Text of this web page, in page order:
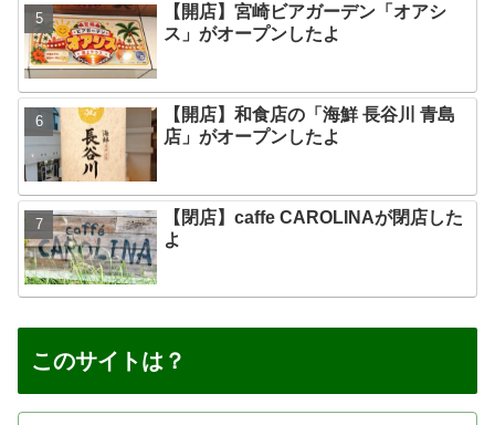
【開店】宮崎ビアガーデン「オアシ
ス」がオープンしたよ
【開店】和食店の「海鮮 長谷川 青島
店」がオープンしたよ
【閉店】caffe CAROLINAが閉店した
よ
このサイトは？